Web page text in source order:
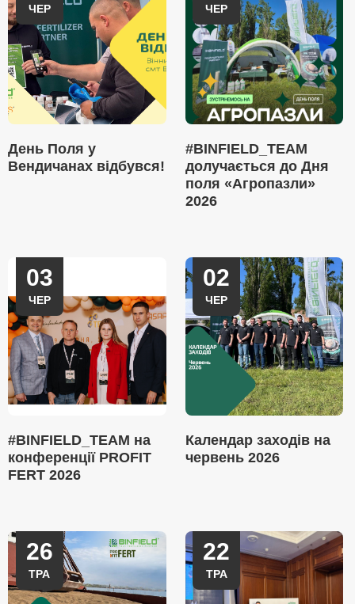
ЧЕР
День Поля у
Вендичанах відбувся!
ЧЕР
#BINFIELD_TEAM
долучається до Дня
поля «Агропазли»
2026
03
ЧЕР
#BINFIELD_TEAM на
конференції PROFIT
FERT 2026
02
ЧЕР
Календар заходів на
червень 2026
26
ТРА
22
ТРА